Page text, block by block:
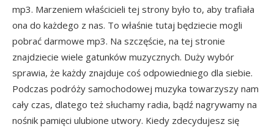
mp3. Marzeniem właścicieli tej strony było to, aby trafiała
ona do każdego z nas. To właśnie tutaj będziecie mogli
pobrać darmowe mp3. Na szczęście, na tej stronie
znajdziecie wiele gatunków muzycznych. Duży wybór
sprawia, że każdy znajduje coś odpowiedniego dla siebie.
Podczas podróży samochodowej muzyka towarzyszy nam
cały czas, dlatego też słuchamy radia, bądź nagrywamy na
nośnik pamięci ulubione utwory. Kiedy zdecydujesz się